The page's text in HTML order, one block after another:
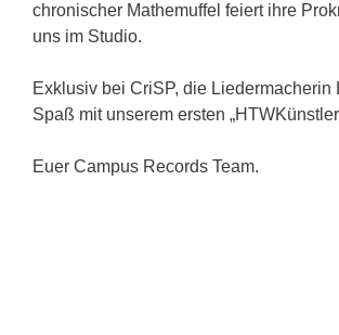
chronischer Mathemuffel feiert ihre
uns im Studio.
Exklusiv bei CriSP, die Liedermacherin
Spaß mit unserem ersten
Euer Campus Records Team.